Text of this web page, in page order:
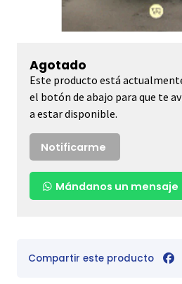
Agotado
Este producto está
el botón de abajo para que te
a estar disponible.
Notificarme
Mándanos un mensaje
Compartir este producto